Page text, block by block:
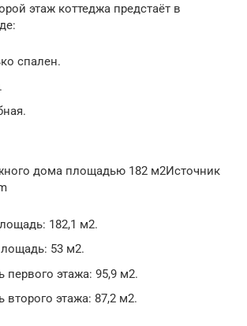
этаж коттеджа предстаёт в
спален.
дома площадью 182 м2Источник
182,1 м2.
53 м2.
первого этажа: 95,9 м2.
второго этажа: 87,2 м2.